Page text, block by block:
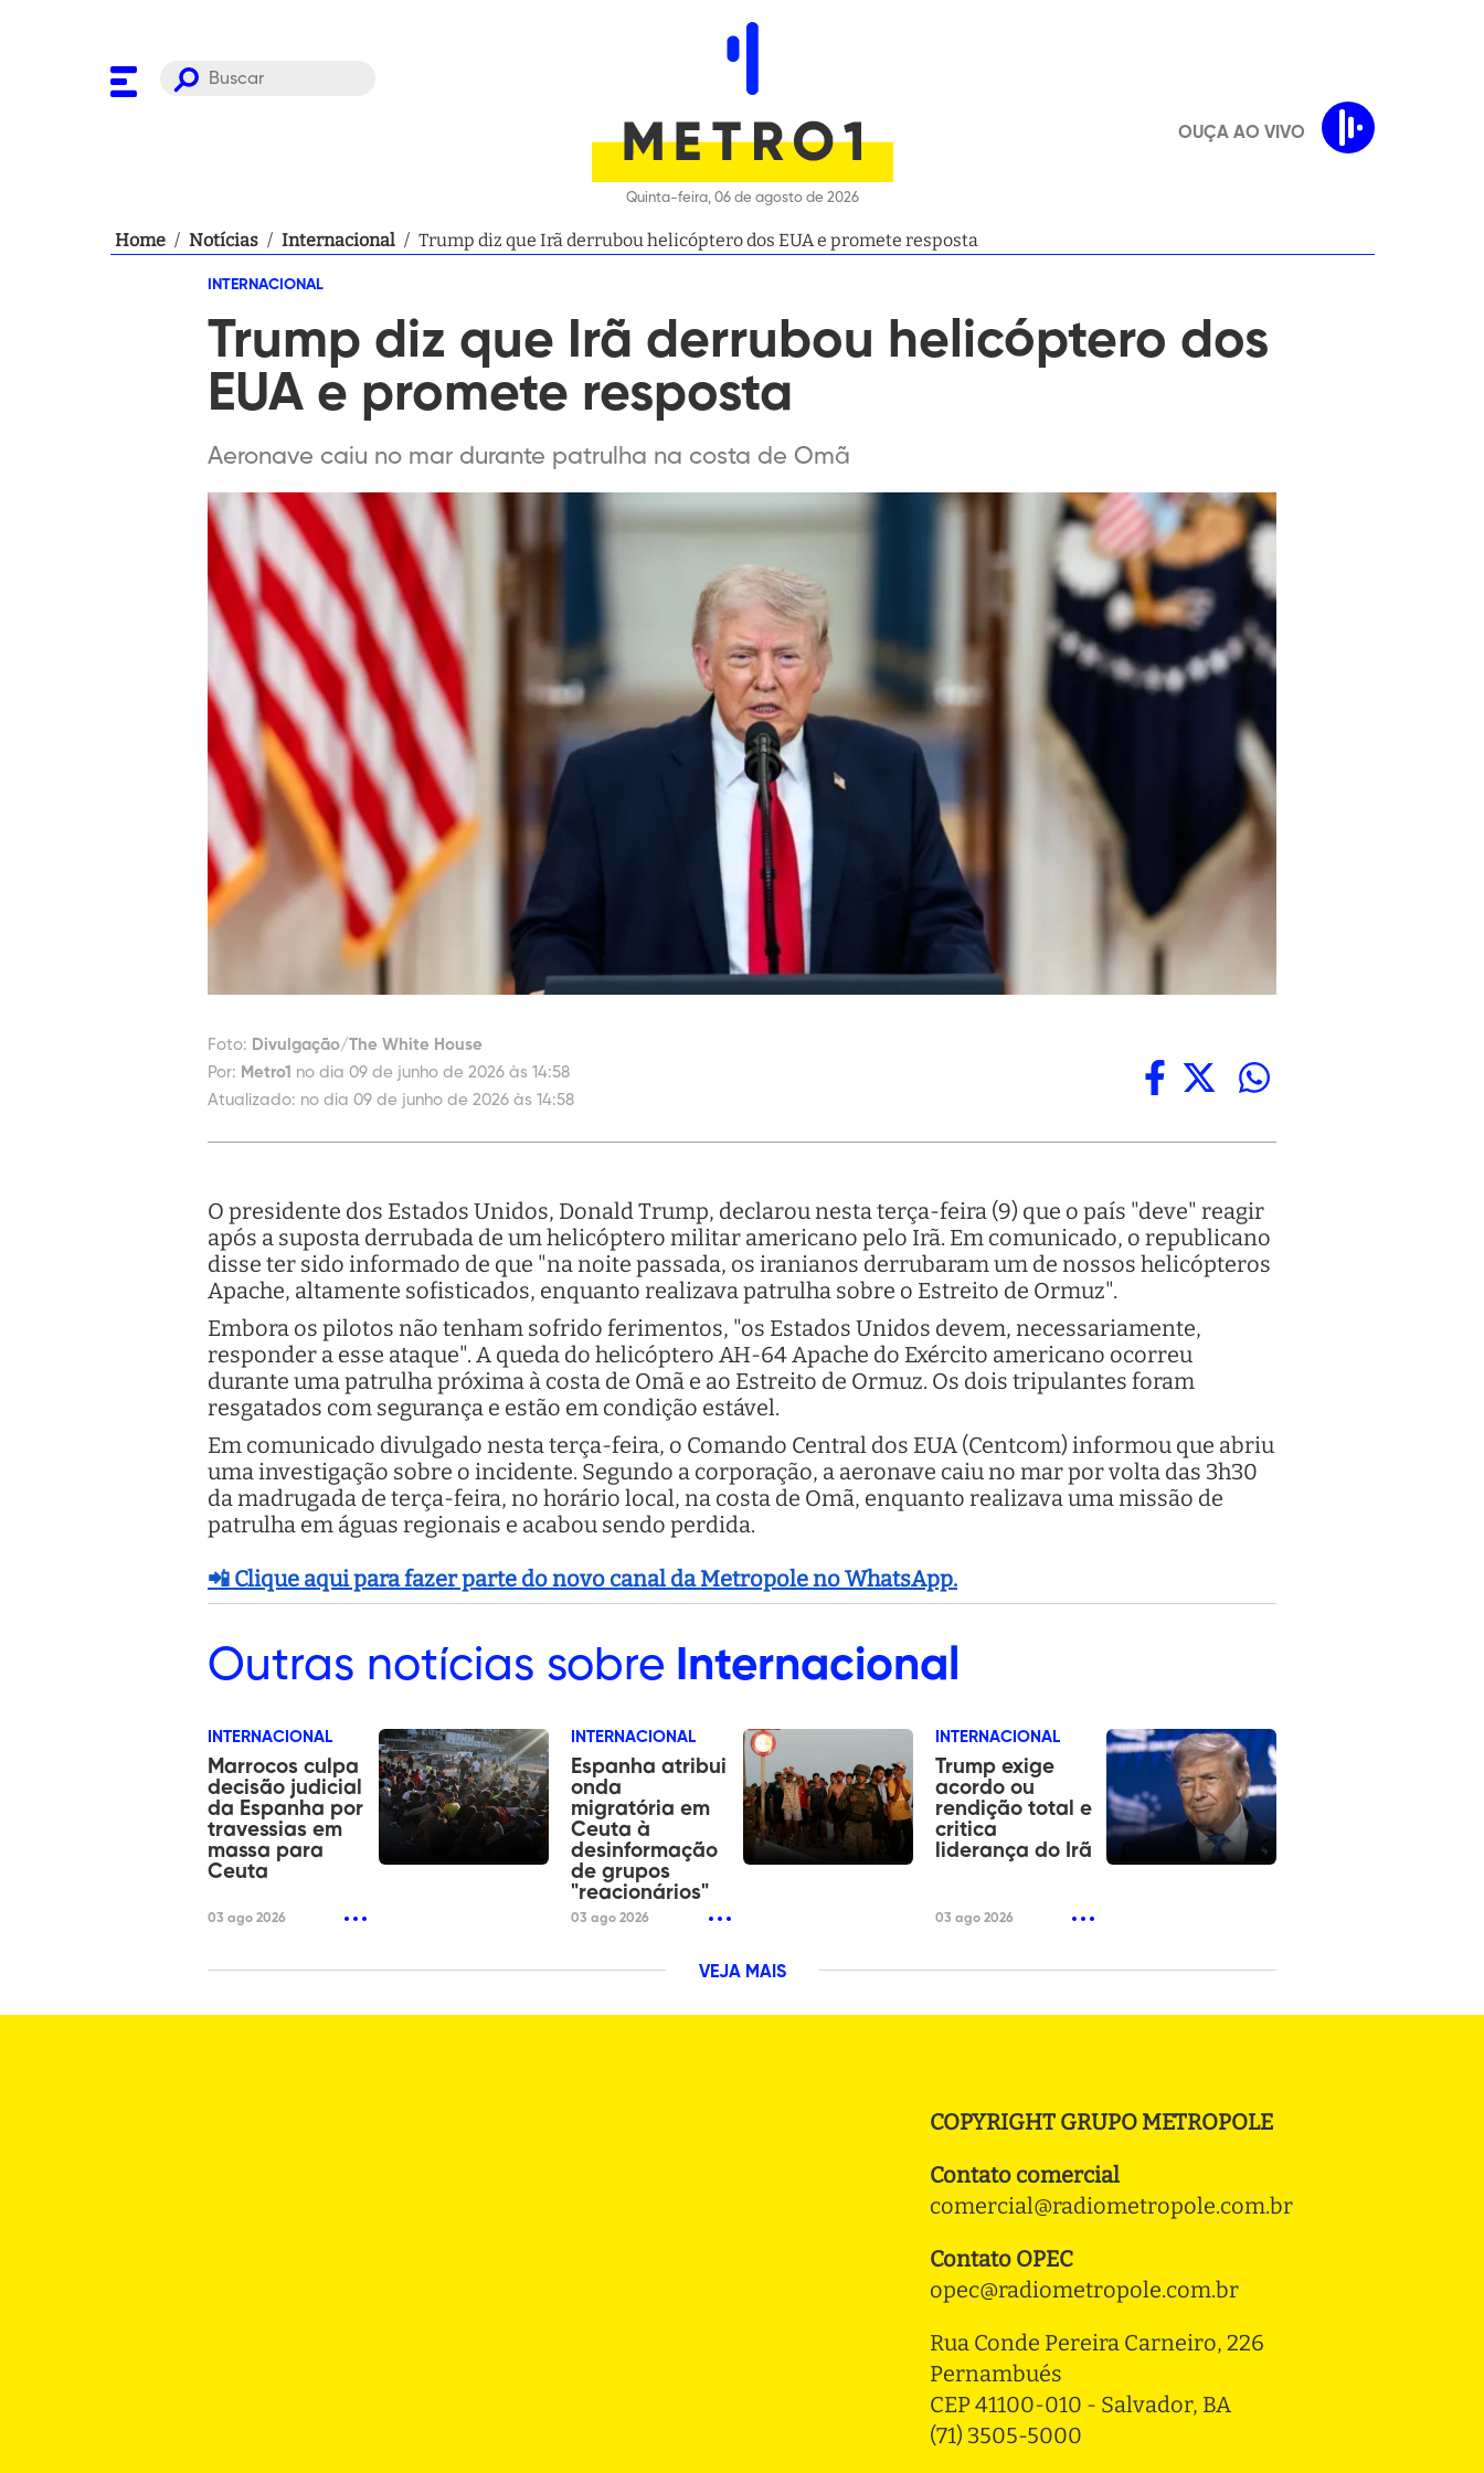
Quinta-feira, 06 de agosto de 2026
OUÇA AO VIVO
Home / Notícias / Internacional / Trump diz que Irã derrubou helicóptero dos EUA e promete resposta
INTERNACIONAL
Trump diz que Irã derrubou helicóptero dos
EUA e promete resposta
Aeronave caiu no mar durante patrulha na costa de Omã
Foto: Divulgação/The White House
Por: Metro1 no dia 09 de junho de 2026 às 14:58
Atualizado: no dia 09 de junho de 2026 às 14:58
O presidente dos Estados Unidos, Donald Trump, declarou nesta terça-feira (9) que o país "deve" reagir
após a suposta derrubada de um helicóptero militar americano pelo Irã. Em comunicado, o republicano
disse ter sido informado de que "na noite passada, os iranianos derrubaram um de nossos helicópteros
Apache, altamente sofisticados, enquanto realizava patrulha sobre o Estreito de Ormuz".
Embora os pilotos não tenham sofrido ferimentos, "os Estados Unidos devem, necessariamente,
responder a esse ataque". A queda do helicóptero AH-64 Apache do Exército americano ocorreu
durante uma patrulha próxima à costa de Omã e ao Estreito de Ormuz. Os dois tripulantes foram
resgatados com segurança e estão em condição estável.
Em comunicado divulgado nesta terça-feira, o Comando Central dos EUA (Centcom) informou que abriu
uma investigação sobre o incidente. Segundo a corporação, a aeronave caiu no mar por volta das 3h30
da madrugada de terça-feira, no horário local, na costa de Omã, enquanto realizava uma missão de
patrulha em águas regionais e acabou sendo perdida.
📲 Clique aqui para fazer parte do novo canal da Metropole no WhatsApp.
Outras notícias sobre Internacional
INTERNACIONAL
Marrocos culpa
decisão judicial
da Espanha por
travessias em
massa para
Ceuta
03 ago 2026
INTERNACIONAL
Espanha atribui
onda
migratória em
Ceuta à
desinformação
de grupos
"reacionários"
03 ago 2026
INTERNACIONAL
Trump exige
acordo ou
rendição total e
critica
liderança do Irã
03 ago 2026
VEJA MAIS
COPYRIGHT GRUPO METROPOLE
Contato comercial
comercial@radiometropole.com.br
Contato OPEC
opec@radiometropole.com.br
Rua Conde Pereira Carneiro, 226
Pernambués
CEP 41100-010 - Salvador, BA
(71) 3505-5000